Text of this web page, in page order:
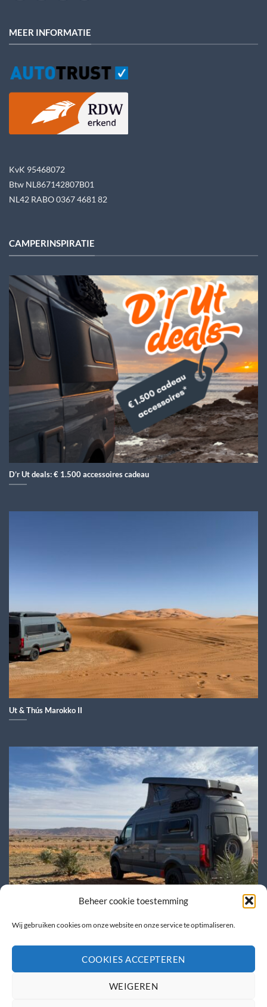
Beheer cookie toestemming
Wij gebruiken cookies om onze website en onze service te optimaliseren.
COOKIES ACCEPTEREN
WEIGEREN
MEER INFORMATIE
KvK 95468072
Btw NL867142807B01
NL42 RABO 0367 4681 82
CAMPERINSPIRATIE
D’r Ut deals: € 1.500 accessoires cadeau
Ut & Thús Marokko II
Caravana beurs + Ut & Thús